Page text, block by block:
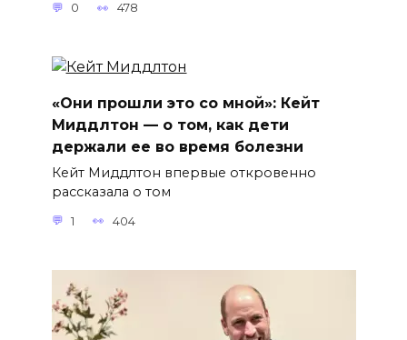
0 478
«Они прошли это со мной»: Кейт
Миддлтон — о том, как дети
держали ее во время болезни
Кейт Миддлтон впервые откровенно
рассказала о том
1 404